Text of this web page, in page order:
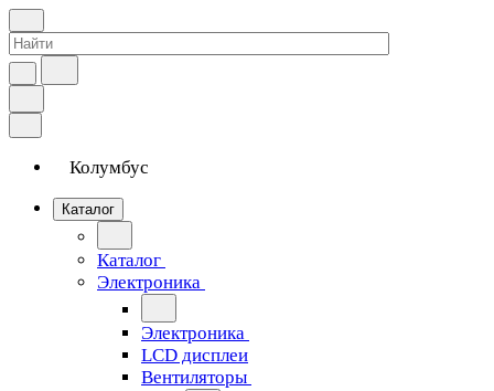
Колумбус
Каталог
Каталог
Электроника
Электроника
LCD дисплеи
Вентиляторы